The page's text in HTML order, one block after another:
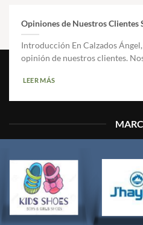
Opiniones de Nuestros Clientes
Introducción En Calzados
opinión de nuestros clientes.
LEER MÁS